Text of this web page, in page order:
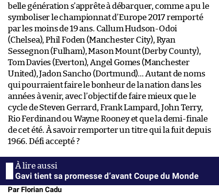
belle génération s’apprête à débarquer, comme a pu le
symboliser le championnat d’Europe 2017 remporté
par les moins de 19 ans. Callum Hudson-Odoi
(Chelsea), Phil Foden (Manchester City), Ryan
Sessegnon (Fulham), Mason Mount (Derby County),
Tom Davies (Everton), Angel Gomes (Manchester
United), Jadon Sancho (Dortmund)… Autant de noms
qui pourraient faire le bonheur de la nation dans les
années à venir, avec l’objectif de faire mieux que le
cycle de Steven Gerrard, Frank Lampard, John Terry,
Rio Ferdinand ou Wayne Rooney et que la demi-finale
de cet été. À savoir remporter un titre qui la fuit depuis
1966. Défi accepté ?
Gavi tient sa promesse d’avant Coupe du Monde
Par Florian Cadu